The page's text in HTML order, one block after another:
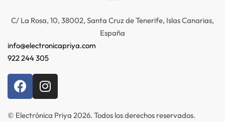
C/ La Rosa, 10, 38002, Santa Cruz de Tenerife, Islas Canarias,
España
info@electronicapriya.com
922 244 305
© Electrónica Priya 2026. Todos los derechos reservados.